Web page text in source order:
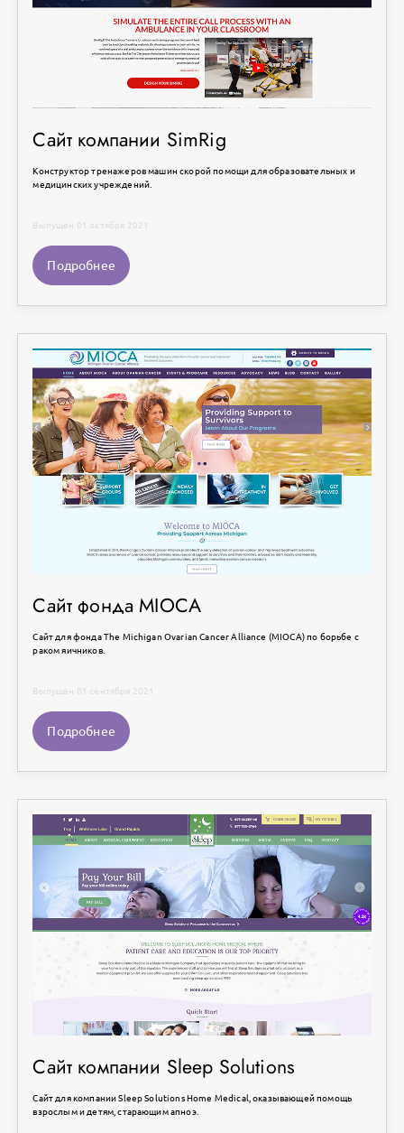
Сайт компании SimRig
Конструктор тренажеров машин скорой помощи для образовательных и
медицинских учреждений.
Выпущен 01 октября 2021
Подробнее
Сайт фонда MIOCA
Сайт для фонда The Michigan Ovarian Cancer Alliance (MIOCA) по борьбе с
раком яичников.
Выпущен 01 сентября 2021
Подробнее
Сайт компании Sleep Solutions
Сайт для компании Sleep Solutions Home Medical, оказывающей помощь
взрослым и детям, старающим апноэ.